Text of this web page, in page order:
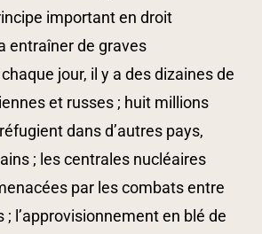
important en droit
entraîner de graves
jour, il y a des dizaines de
et russes ; huit millions
dans d’autres pays,
; les centrales nucléaires
par les combats entre
; l’approvisionnement en blé de